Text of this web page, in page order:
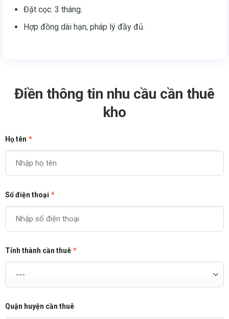
Đặt cọc: 3 tháng.
Hợp đồng dài hạn, pháp lý đầy đủ.
Điền thông tin nhu cầu cần thuê
kho
Họ tên *
Số điện thoại *
Tỉnh thành cần thuê *
Quận huyện cần thuê